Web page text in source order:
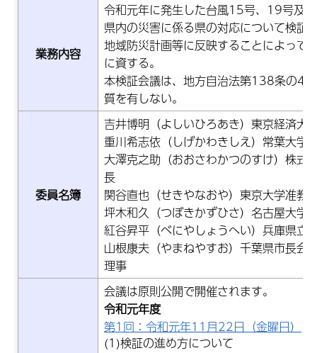
業務内容
令和元年に発生した台風15号、19号及
県内の災害に係る県の対応について検証
地域防災計画等に反映することによって
に資する。
本検証会議は、地方自治法第138条の4
質を有しない。
委員名簿
吉井博明（よしいひろあき）東京経済大
重川希志依（しげかわきしえ）常葉大学
大澤克之助（おおさわかつのすけ）株式
長
関谷直也（せきやなおや）東京大学准教
坪木和久（つぼきかずひさ）名古屋大学
紅谷昇平（べにやしょうへい）兵庫県立
山根康夫（やまねやすお）千葉県市長会
理事
会議は原則公開で開催されます。
令和元年度
第1回：令和元年11月22日（金曜日）
(1)検証の進め方について